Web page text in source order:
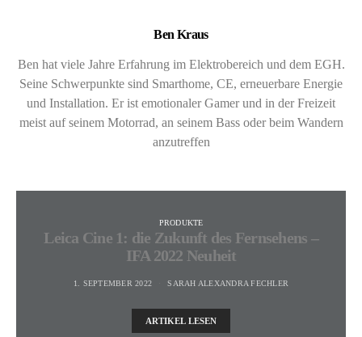
Ben Kraus
Ben hat viele Jahre Erfahrung im Elektrobereich und dem EGH.
Seine Schwerpunkte sind Smarthome, CE, erneuerbare Energie
und Installation. Er ist emotionaler Gamer und in der Freizeit
meist auf seinem Motorrad, an seinem Bass oder beim Wandern
anzutreffen
PRODUKTE
Leica Cine 1: die Zukunft des Fernsehens –
IFA 2022 Neuheit
1. SEPTEMBER 2022 SARAH ALEXANDRA FECHLER
ARTIKEL LESEN